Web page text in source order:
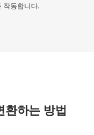
작동합니다.
환하는 방법